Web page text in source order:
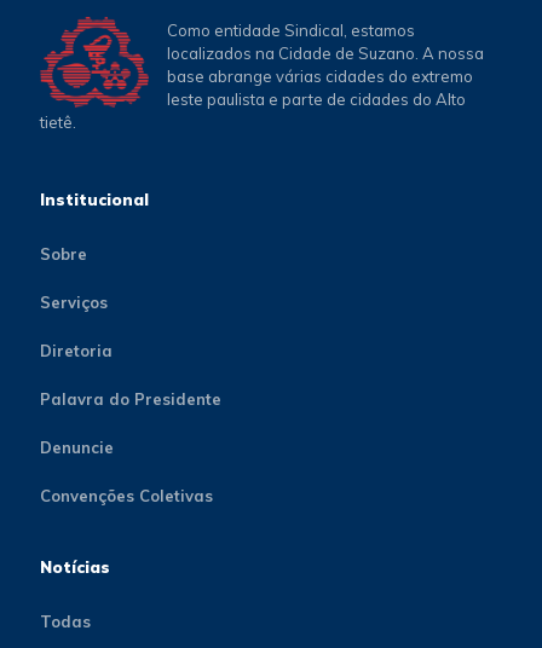
Como entidade Sindical, estamos
localizados na Cidade de Suzano. A nossa
base abrange várias cidades do extremo
leste paulista e parte de cidades do Alto
tietê.
Institucional
Sobre
Serviços
Diretoria
Palavra do Presidente
Denuncie
Convenções Coletivas
Notícias
Todas